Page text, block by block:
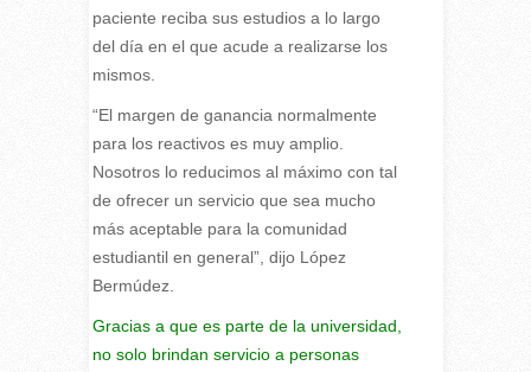
paciente reciba sus estudios a lo largo
del día en el que acude a realizarse los
mismos.
“El margen de ganancia normalmente
para los reactivos es muy amplio.
Nosotros lo reducimos al máximo con tal
de ofrecer un servicio que sea mucho
más aceptable para la comunidad
estudiantil en general”, dijo López
Bermúdez.
Gracias a que es parte de la universidad,
no solo brindan servicio a personas